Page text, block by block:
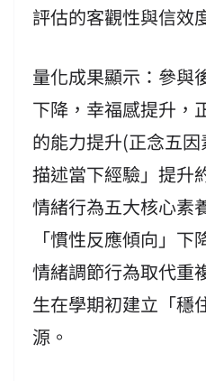
評估的客觀性與信效
量化成果顯示：參與
下降，幸福感提升，
的能力提升(正念五
描述當下經驗」提升
情緒行為五大核心素
「慣性反應傾向」
情緒調節行為取代重
生在學期初建立「穩
源。